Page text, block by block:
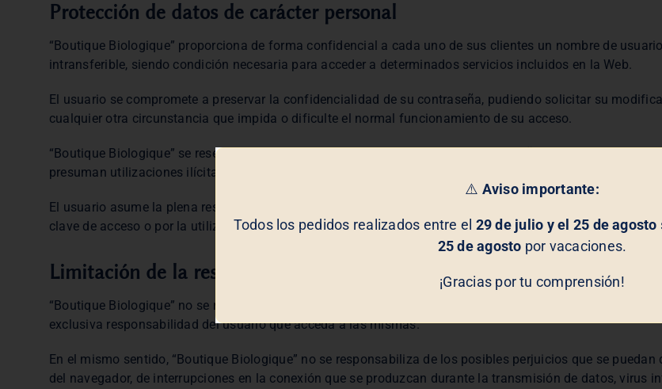
Protección de datos de carácter personal
“Boutique Biologique” proporciona de forma confidencial a cada uno de sus clientes un nombre de
intransferible, siendo condición necesaria para acceder a determinados servicios incluidos en la Web.
El usuario se compromete a preservar la confidencialidad de su contraseña, pudiendo solicitar su
cualquier otra circunstancia que impida o dificulte el normal funcionamiento de su acceso.
“Boutique Biologique” se reserva el derecho a anular discrecionalmente la contraseña de acceso de
presuman utilizaciones ilícitas.
El usuario asume la plena responsabilidad y, por tanto, todas las obligaciones que se deriven del uso de
clave de acceso o por la utilización que de ellos realicen terceras personas accediendo con la contraseña
Limitación de la responsabilidad
“Boutique Biologique” no se responsabiliza de los posibles daños o perjuicios que puedan suceder como
exclusiva responsabilidad del usuario que acceda a las mismas.
En el mismo sentido, “Boutique Biologique” no se responsabiliza de los posibles perjuicios que se
del navegador, de interrupciones en la conexión que se produzcan durante la transmisión de datos, virus
⚠️ Aviso importante:
Todos los pedidos realizados entre el 29 de julio y el 25 de agosto
25 de agosto por vacaciones.
¡Gracias por tu comprensión!